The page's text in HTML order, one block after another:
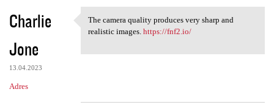
a
r
z
e
Charlie
Jone
13.04.2023
Adres
The camera quality produces
The camera quality produces very sharp and
realistic images. https://fnf2.io/